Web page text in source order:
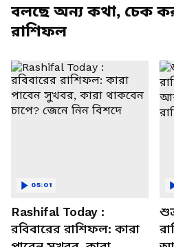
বলছে অন্য কথা, চেক
রাশিফল
Rashifal Today :
রবিবারের রাশিফল: কারা
05:01